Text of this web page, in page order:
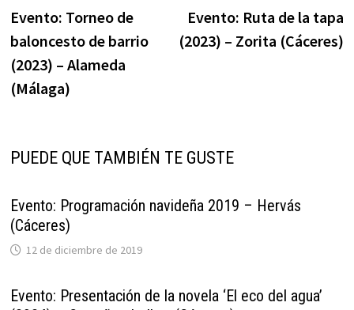
de
entradas
anterior:
Evento: Torneo de
baloncesto de barrio
(2023) – Alameda
(Málaga)
Evento: Ruta de la tapa
(2023) – Zorita (Cáceres)
PUEDE QUE TAMBIÉN TE GUSTE
Evento: Programación navideña 2019 – Hervás
(Cáceres)
12 de diciembre de 2019
Evento: Presentación de la novela ‘El eco del agua’